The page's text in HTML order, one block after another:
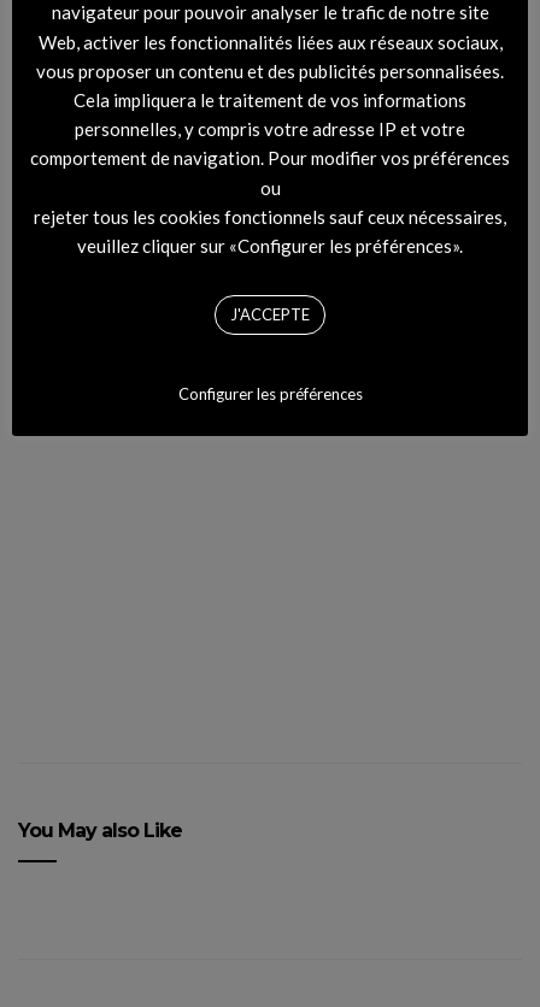
Solovière s’invite au Bon
Marché Rive Gauche
You May also Like
navigateur pour pouvoir analyser le trafic de notre site
Web, activer les fonctionnalités liées aux réseaux sociaux,
vous proposer un contenu et des publicités personnalisées.
Cela impliquera le traitement de vos informations
personnelles, y compris votre adresse IP et votre
comportement de navigation. Pour modifier vos préférences
ou
rejeter tous les cookies fonctionnels sauf ceux nécessaires,
veuillez cliquer sur «Configurer les préférences».
J'ACCEPTE
Configurer les préférences